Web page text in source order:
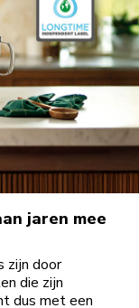
jaren mee
zijn door
die zijn
dus met een